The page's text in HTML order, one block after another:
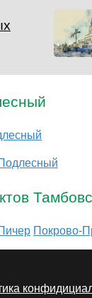
Покрово-